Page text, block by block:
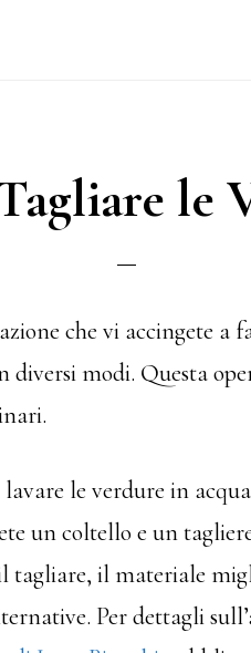
le
che vi accingete a
diversi modi. Questa
le verdure in
un coltello e un
tagliare, il materiale
Per dettagli